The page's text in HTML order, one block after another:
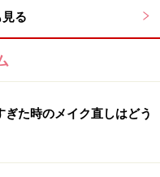
にも問題が！ 汚すぎま
系ナチュラルには程遠
お手軽ランチ。
る
た時のメイク直しはどう